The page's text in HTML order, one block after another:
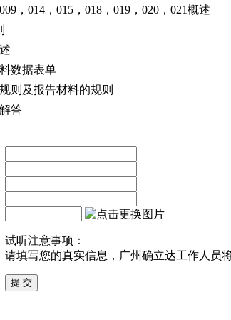
，014，015，018，019，020，021概述
数据表单
则及报告材料的规则
答
试听注意事项：
请填写您的真实信息，广州确立达工作人员